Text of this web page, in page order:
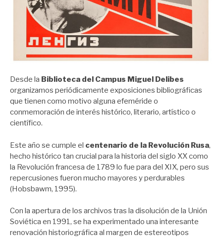
Desde la Biblioteca del Campus Miguel Delibes
organizamos periódicamente exposiciones bibliográficas
que tienen como motivo alguna efeméride o
conmemoración de interés histórico, literario, artístico o
científico.
Este año se cumple el centenario de la Revolución Rusa,
hecho histórico tan crucial para la historia del siglo XX como
la Revolución francesa de 1789 lo fue para del XIX, pero sus
repercusiones fueron mucho mayores y perdurables
(Hobsbawm, 1995).
Con la apertura de los archivos tras la disolución de la Unión
Soviética en 1991, se ha experimentado una interesante
renovación historiográfica al margen de estereotipos